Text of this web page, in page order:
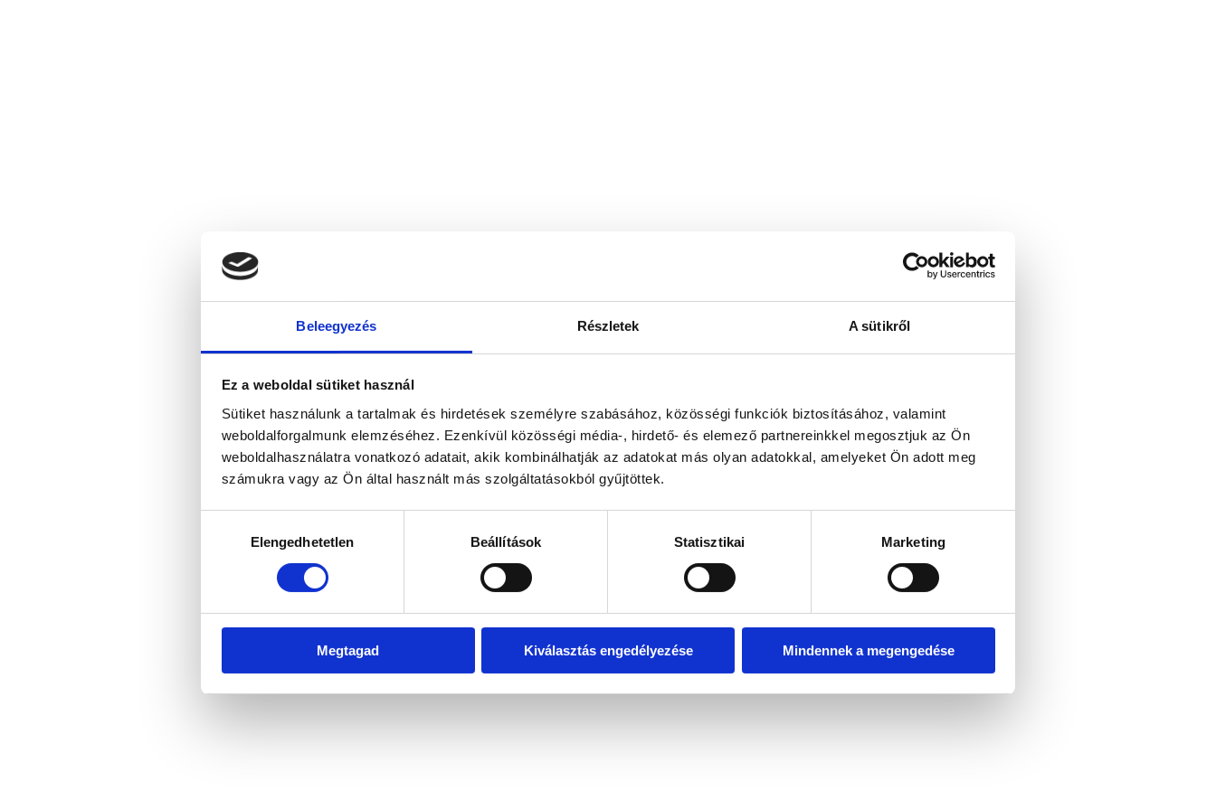
Beleegyezés Részletek A sütikről
Ez a weboldal sütiket használ
Sütiket használunk a tartalmak és hirdetések személyre szabásához, közösségi funkciók biztosításához, valamint
weboldalforgalmunk elemzéséhez. Ezenkívül közösségi média-, hirdető- és elemező partnereinkkel megosztjuk az Ön
weboldalhasználatra vonatkozó adatait, akik kombinálhatják az adatokat más olyan adatokkal, amelyeket Ön adott meg
számukra vagy az Ön által használt más szolgáltatásokból gyűjtöttek.
kiválasztásaElengedhetetlen Beállítások Statisztikai Marketing
Megtagad Kiválasztás engedélyezése Mindennek a megengedése
Application error: a client-side exception has occurred while loadingwww.bicapp.hu (see the browser console for more information)